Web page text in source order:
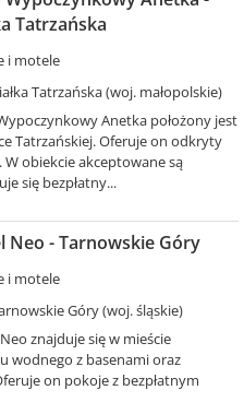
Tatrzańska
i motele
Tatrzańska (woj. małopolskie)
Anetka położony jest
Tatrzańskiej. Oferuje on odkryty
W obiekcie akceptowane są
się bezpłatny...
Neo - Tarnowskie Góry
i motele
Góry (woj. śląskie)
znajduje się w mieście
wodnego z basenami oraz
on pokoje z bezpłatnym